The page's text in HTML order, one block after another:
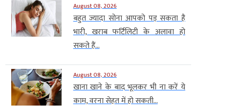
August 08, 2026
बहुत ज्यादा सोना आपको पड़ सकता है
भारी, खराब फर्टिलिटी के अलावा हो
सकते हैं...
August 08, 2026
खाना खाने के बाद भूलकर भी ना करें ये
काम, वरना सेहत में हो सकती...